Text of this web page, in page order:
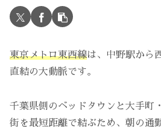
東京メトロ東西線は、中野駅から
直結の大動脈です。
千葉県側のベッドタウンと大手町
街を最短距離で結ぶため、朝の通